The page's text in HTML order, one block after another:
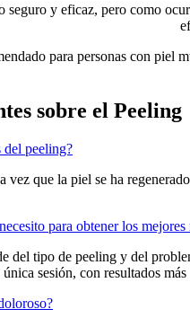
seguro y eficaz, pero como
para personas con
sobre el Peeling
del peeling?
vez que la piel se ha
para obtener los mejores
del tipo de peeling y del
sesión, con resultados más